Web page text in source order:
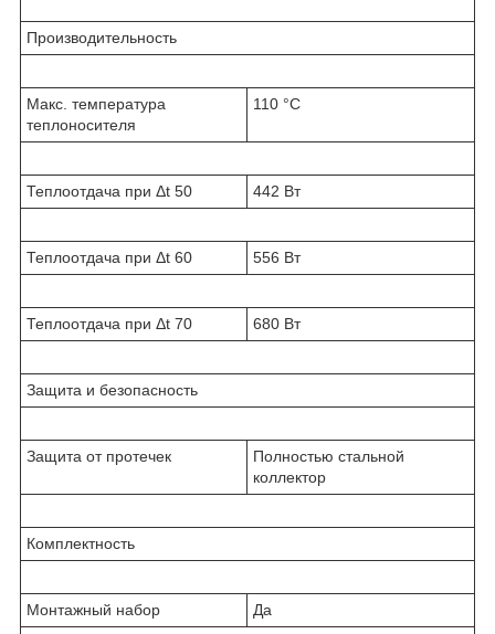
Производительность
Макс. температура
теплоносителя
110 °С
Теплоотдача при Δt 50 442 Вт
Теплоотдача при Δt 60 556 Вт
Теплоотдача при Δt 70 680 Вт
Защита и безопасность
Защита от протечек
Полностью стальной
коллектор
Комплектность
Монтажный набор Да